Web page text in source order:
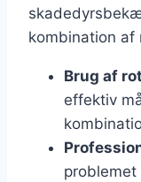
kombination af
Brug af
effektiv